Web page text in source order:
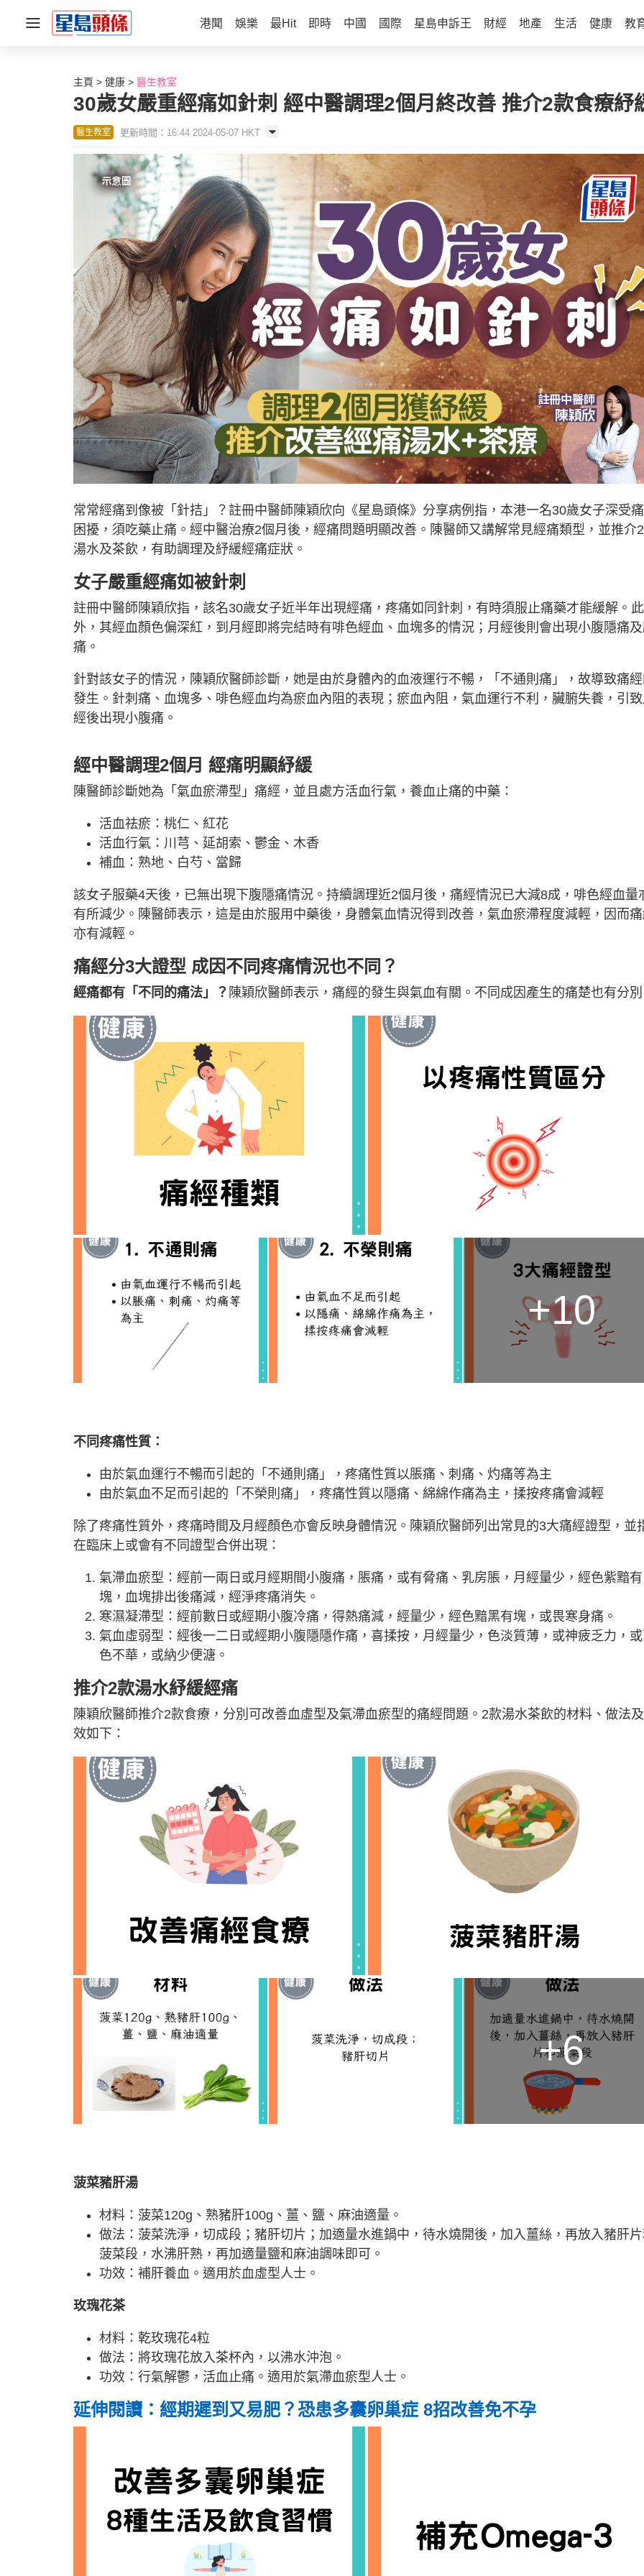
港聞 娛樂 最Hit 即時 中國 國際 星島申訴王 財經 地產 生活 健康 教
主頁 健康 醫生教室
30歲女嚴重經痛如針刺 經中醫調理2個月終改善 推介2款食療紓
醫生教室 更新時間：16:44 2024-05-07 HKT
常常經痛到像被「針拮」？註冊中醫師陳穎欣向《星島頭條》分享病例指，本港一名30歲女子深受
困擾，須吃藥止痛。經中醫治療2個月後，經痛問題明顯改善。陳醫師又講解常見經痛類型，並推介
湯水及茶飲，有助調理及紓緩經痛症狀。
女子嚴重經痛如被針刺
註冊中醫師陳穎欣指，該名30歲女子近半年出現經痛，疼痛如同針刺，有時須服止痛藥才能緩解。此
外，其經血顏色偏深紅，到月經即將完結時有啡色經血、血塊多的情況；月經後則會出現小腹隱痛
痛。
針對該女子的情況，陳穎欣醫師診斷，她是由於身體內的血液運行不暢，「不通則痛」，故導致痛
發生。針刺痛、血塊多、啡色經血均為瘀血內阻的表現；瘀血內阻，氣血運行不利，臟腑失養，引
經後出現小腹痛。
經中醫調理2個月 經痛明顯紓緩
陳醫師診斷她為「氣血瘀滯型」痛經，並且處方活血行氣，養血止痛的中藥：
活血祛瘀：桃仁、紅花
活血行氣：川芎、延胡索、鬱金、木香
補血：熟地、白芍、當歸
該女子服藥4天後，已無出現下腹隱痛情況。持續調理近2個月後，痛經情況已大減8成，啡色經血量
有所減少。陳醫師表示，這是由於服用中藥後，身體氣血情況得到改善，氣血瘀滯程度減輕，因而
亦有減輕。
痛經分3大證型 成因不同疼痛情況也不同？
經痛都有「不同的痛法」？ 陳穎欣醫師表示，痛經的發生與氣血有關。不同成因產生的痛楚也有分
+10
不同疼痛性質：
由於氣血運行不暢而引起的「不通則痛」，疼痛性質以脹痛、刺痛、灼痛等為主
由於氣血不足而引起的「不榮則痛」，疼痛性質以隱痛、綿綿作痛為主，揉按疼痛會減輕
除了疼痛性質外，疼痛時間及月經顏色亦會反映身體情況。陳穎欣醫師列出常見的3大痛經證型，並
在臨床上或會有不同證型合併出現：
氣滯血瘀型：經前一兩日或月經期間小腹痛，脹痛，或有脅痛、乳房脹，月經量少，經色紫黯有
塊，血塊排出後痛減，經淨疼痛消失。
寒濕凝滯型：經前數日或經期小腹冷痛，得熱痛減，經量少，經色黯黑有塊，或畏寒身痛。
氣血虛弱型：經後一二日或經期小腹隱隱作痛，喜揉按，月經量少，色淡質薄，或神疲乏力，
色不華，或納少便溏。
推介2款湯水紓緩經痛
陳穎欣醫師推介2款食療，分別可改善血虛型及氣滯血瘀型的痛經問題。2款湯水茶飲的材料、做法
效如下：
+6
菠菜豬肝湯
材料：菠菜120g、熟豬肝100g、薑、鹽、麻油適量。
做法：菠菜洗淨，切成段；豬肝切片；加適量水進鍋中，待水燒開後，加入薑絲，再放入豬肝
菠菜段，水沸肝熟，再加適量鹽和麻油調味即可。
功效：補肝養血。適用於血虛型人士。
玫瑰花茶
材料：乾玫瑰花4粒
做法：將玫瑰花放入茶杯內，以沸水沖泡。
功效：行氣解鬱，活血止痛。適用於氣滯血瘀型人士。
延伸閱讀：經期遲到又易肥？恐患多囊卵巢症 8招改善免不孕